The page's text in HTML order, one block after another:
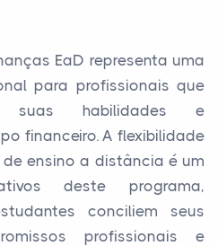
EaD representa uma
para profissionais que
suas habilidades e
financeiro. A flexibilidade
ensino a distância é um
deste programa,
conciliem seus
profissionais e